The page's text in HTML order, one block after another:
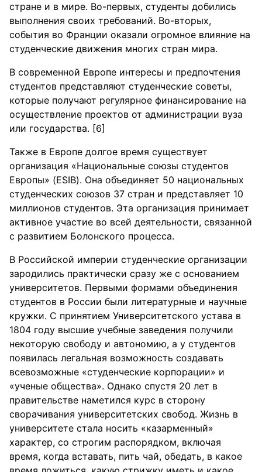
стране и в мире. Во-первых, студенты добились
выполнения своих требований. Во-вторых,
события во Франции оказали огромное влияние на
студенческие движения многих стран мира.
В современной Европе интересы и предпочтения
студентов представляют студенческие советы,
которые получают регулярное финансирование на
осуществление проектов от администрации вуза
или государства. [6]
Также в Европе долгое время существует
организация «Национальные союзы студентов
Европы» (ESIB). Она объединяет 50 национальных
студенческих союзов 37 стран и представляет 10
миллионов студентов. Эта организация принимает
активное участие во всей деятельности, связанной
с развитием Болонского процесса.
В Российской империи студенческие организации
зародились практически сразу же с основанием
университетов. Первыми формами объединения
студентов в России были литературные и научные
кружки. С принятием Университетского устава в
1804 году высшие учебные заведения получили
некоторую свободу и автономию, а у студентов
появилась легальная возможность создавать
всевозможные «студенческие корпорации» и
«ученые общества». Однако спустя 20 лет в
правительстве наметился курс в сторону
сворачивания университетских свобод. Жизнь в
университете стала носить «казарменный»
характер, со строгим распорядком, включая
время, когда вставать, пить чай, обедать, в какое